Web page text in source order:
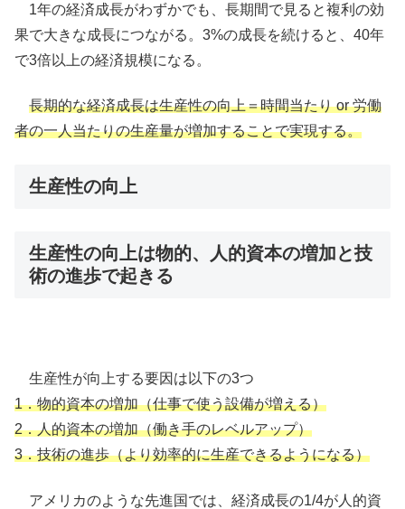
1年の経済成長がわずかでも、長期間で見ると複利の効
果で大きな成長につながる。3%の成長を続けると、40年
で3倍以上の経済規模になる。
長期的な経済成長は生産性の向上＝時間当たり or 労働
者の一人当たりの生産量が増加することで実現する。
生産性の向上
生産性の向上は物的、人的資本の増加と技
術の進歩で起きる
生産性が向上する要因は以下の3つ
1．物的資本の増加（仕事で使う設備が増える）
2．人的資本の増加（働き手のレベルアップ）
3．技術の進歩（より効率的に生産できるようになる）
アメリカのような先進国では、経済成長の1/4が人的資